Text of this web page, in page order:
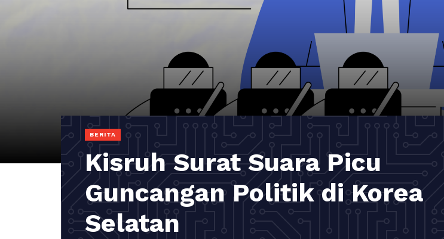
BERITA
Kisruh Surat Suara Picu
Guncangan Politik di Korea
Selatan